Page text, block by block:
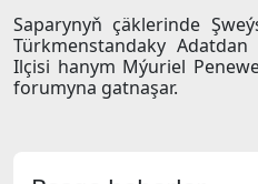
Saparynyň çäklerinde
Türkmenstandaky
Ilçisi hanym Mýuriel
forumyna gatnaşar.